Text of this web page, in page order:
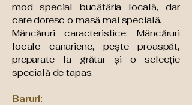
mod special bucătăria locală, dar
care doresc o masă mai specială.
Mâncăruri caracteristice: Mâncăruri
locale canariene, pește proaspăt,
preparate la grătar și o selecție
specială de tapas.
Baruri: